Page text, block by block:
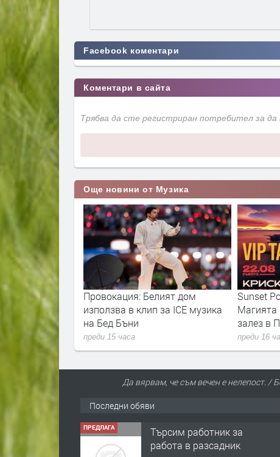
Facebook коментари
Коментари в сайта
Трябва да сте регистриран потребител за
Още новини от Музика
изяви
Провокация: Белият дом
използва в клип за ICE музика
на Бед Бъни
преди 15 часа
Sunset
Магията
залез в
преди 16
Да вярвам, че съм вечен е нелепост. /
Последни обяви
ПРЕДЛАГА
Търсим работник за
работа в разсадник